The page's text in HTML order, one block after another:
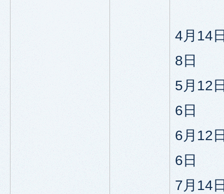
4月14
8日
5月12
6日
6月12
6日
7月14